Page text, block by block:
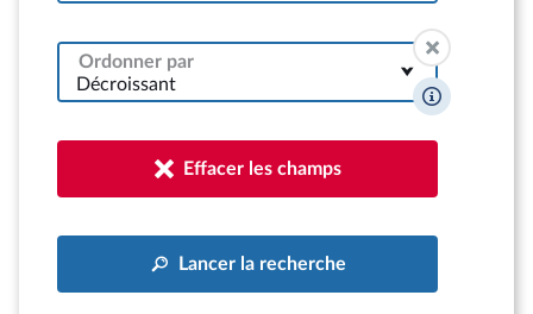
Ordonner par
Décroissant
Effacer les champs
Lancer la recherche